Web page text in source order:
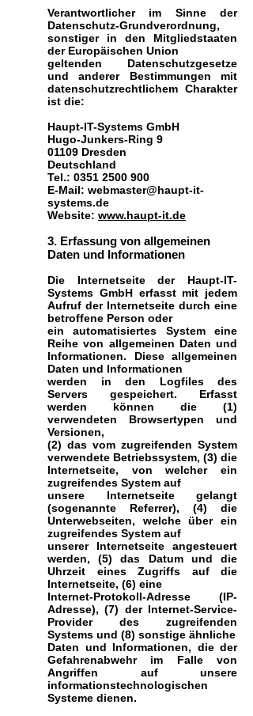
Verantwortlicher im Sinne der
Datenschutz-Grundverordnung,
sonstiger in den Mitgliedstaaten
der Europäischen Union
geltenden Datenschutzgesetze
und anderer Bestimmungen mit
datenschutzrechtlichem Charakter
ist die:
Haupt-IT-Systems GmbH
Hugo-Junkers-Ring 9
01109 Dresden
Deutschland
Tel.: 0351 2500 900
E-Mail: webmaster@haupt-it-
systems.de
Website: www.haupt-it.de
3. Erfassung von allgemeinen
Daten und Informationen
Die Internetseite der Haupt-IT-
Systems GmbH erfasst mit jedem
Aufruf der Internetseite durch eine
betroffene Person oder
ein automatisiertes System eine
Reihe von allgemeinen Daten und
Informationen. Diese allgemeinen
Daten und Informationen
werden in den Logfiles des
Servers gespeichert. Erfasst
werden können die (1)
verwendeten Browsertypen und
Versionen,
(2) das vom zugreifenden System
verwendete Betriebssystem, (3) die
Internetseite, von welcher ein
zugreifendes System auf
unsere Internetseite gelangt
(sogenannte Referrer), (4) die
Unterwebseiten, welche über ein
zugreifendes System auf
unserer Internetseite angesteuert
werden, (5) das Datum und die
Uhrzeit eines Zugriffs auf die
Internetseite, (6) eine
Internet-Protokoll-Adresse (IP-
Adresse), (7) der Internet-Service-
Provider des zugreifenden
Systems und (8) sonstige ähnliche
Daten und Informationen, die der
Gefahrenabwehr im Falle von
Angriffen auf unsere
informationstechnologischen
Systeme dienen.